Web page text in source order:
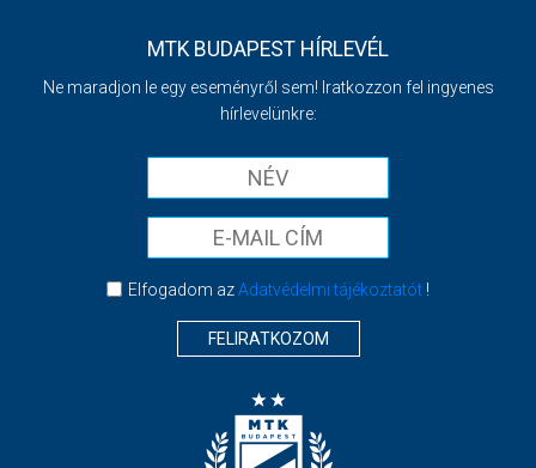
MTK BUDAPEST HÍRLEVÉL
Ne maradjon le egy eseményről sem! Iratkozzon fel ingyenes
hírlevelünkre:
Elfogadom azAdatvédelmi tájékoztatót!
FELIRATKOZOM